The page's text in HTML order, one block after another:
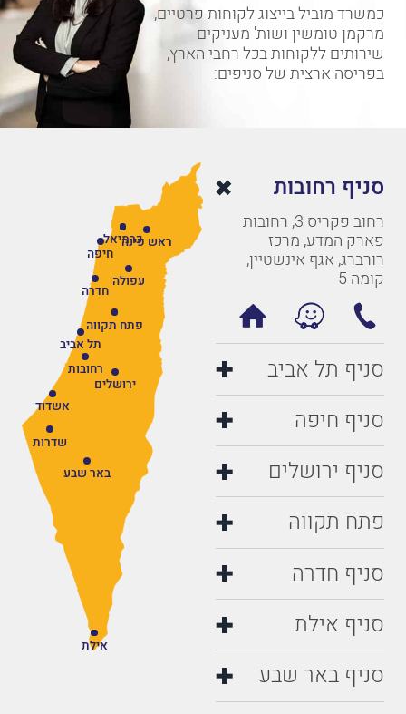
כמשרד מוביל בייצוג לקוחות פרטיים,
מרקמן טומשין ושות' מעניקים
שירותים ללקוחות בכל רחבי הארץ,
בפריסה ארצית של סניפים:
סניף רחובות
רחוב פקריס 3, רחובות
פארק המדע, מרכז
רורברג, אגף אינשטיין,
קומה 5
סניף תל אביב
סניף חיפה
סניף ירושלים
פתח תקווה
סניף חדרה
סניף אילת
סניף באר שבע
רחובות
תל אביב
חיפה
ירושלים
פתח תקווה
חדרה
אילת
באר שבע
אשדוד
שדרות
עפולה
ראש פינהכרמיאל